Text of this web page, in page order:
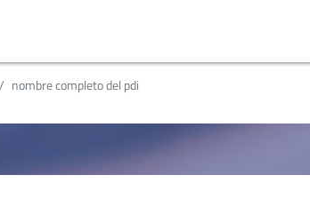
nombre completo del pdi